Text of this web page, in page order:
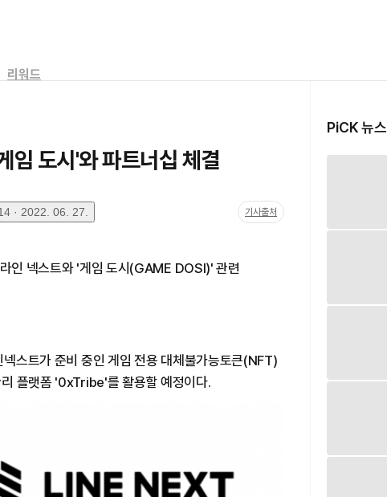
리워드
임 도시'와 파트너십 체결
· 2022. 06. 27. 기사출처
인 넥스트와 '게임 도시(GAME DOSI)' 관련
스트가 준비 중인 게임 전용 대체불가능토큰(NFT)
리 플랫폼 '0xTribe'를 활용할 예정이다.
PiCK 뉴스